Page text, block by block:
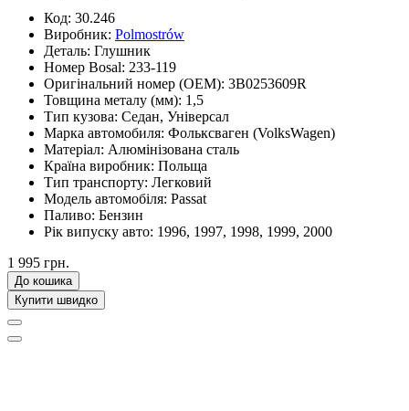
Код: 30.246
Виробник: Polmostrów
Деталь: Глушник
Номер Bosal: 233-119
Оригінальний номер (OEM): 3B0253609R
Товщина металу (мм): 1,5
Тип кузова: Седан, Універсал
Марка автомобиля: Фольксваген (VolksWagen)
Матеріал: Алюмінізована сталь
Країна виробник: Польща
Тип транспорту: Легковий
Модель автомобіля: Passat
Паливо: Бензин
Рік випуску авто: 1996, 1997, 1998, 1999, 2000
1 995 грн.
До кошика
Купити швидко